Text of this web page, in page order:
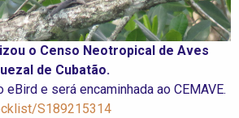
o Censo Neotropical de Aves
de Cubatão.
e será encaminhada ao CEMAVE.
S189215314